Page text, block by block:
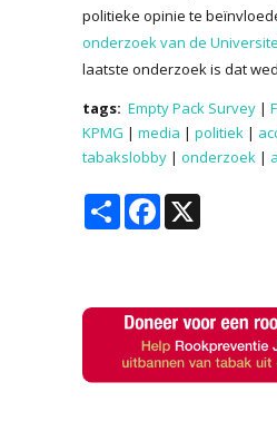
politieke opinie te
onderzoek van de
laatste onderzoek is dat
tags: Empty Pack Survey |
KPMG | media | politiek |
tabakslobby | onderzoek |
Share Facebook